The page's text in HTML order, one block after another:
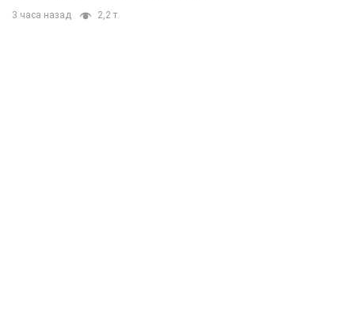
3 часа назад 2,2 т.